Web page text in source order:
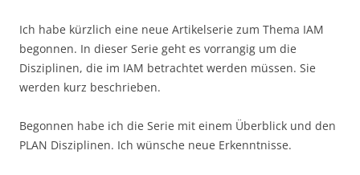
Ich habe kürzlich eine neue Artikelserie zum Thema IAM
begonnen. In dieser Serie geht es vorrangig um die
Disziplinen, die im IAM betrachtet werden müssen. Sie
werden kurz beschrieben.
Begonnen habe ich die Serie mit einem Überblick und den
PLAN Disziplinen. Ich wünsche neue Erkenntnisse.